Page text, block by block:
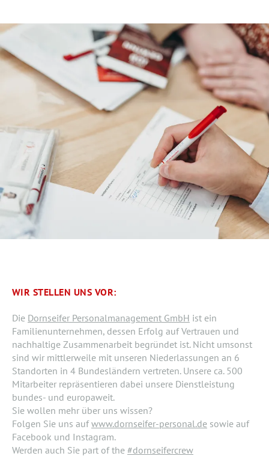
WIR STELLEN UNS VOR:
Die Dornseifer Personalmanagement GmbH ist ein
Familienunternehmen, dessen Erfolg auf Vertrauen und
nachhaltige Zusammenarbeit begründet ist. Nicht umsonst
sind wir mittlerweile mit unseren Niederlassungen an 6
Standorten in 4 Bundesländern vertreten. Unsere ca. 500
Mitarbeiter repräsentieren dabei unsere Dienstleistung
bundes- und europaweit.
Sie wollen mehr über uns wissen?
Folgen Sie uns aufwww.dornseifer-personal.de sowie auf
Facebook und Instagram.
Werden auch Sie part of the #dornseifercrew